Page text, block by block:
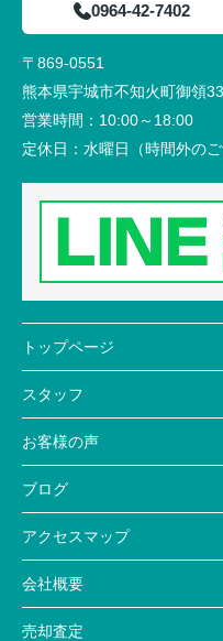
0964-42-7402
〒869-0551
熊本県宇城市不知火町御領
営業時間： 10:00～18:00
定休日： 水曜日（時間外の
トップページ
スタッフ
お客様の声
ブログ
アクセスマップ
会社概要
売却査定